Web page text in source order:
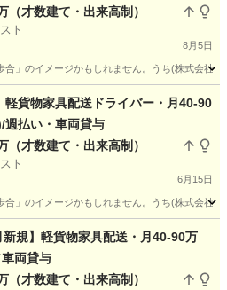
（才数建て・出来高制）
ト
8月5日
合」のイメージかもしれません。うち(株式会社
ドライバー 貨物
軽貨物家具配送ドライバー・月40-90
週払い・車両貸与
（才数建て・出来高制）
ト
6月15日
合」のイメージかもしれません。うち(株式会社
ドライバー 貨物
新規】軽貨物家具配送・月40-90万
両貸与
（才数建て・出来高制）